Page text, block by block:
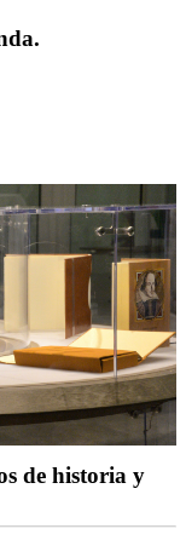
de historia y